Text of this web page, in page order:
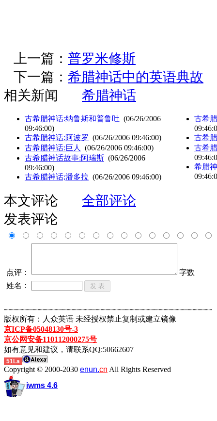
上一篇： 普罗米修斯
下一篇： 希腊神话中的英语典故
相关新闻
希腊神话
古希腊神话:纳鲁斯和普鲁吐 (06/26/2006
09:46:00)
古希腊神话:阿波罗 (06/26/2006 09:46:00)
古希腊神话:巨人
(06/26/2006 09:46:00)
古希腊神话故事:阿瑞斯 (06/26/2006
09:46:00)
古希腊神话;潘多拉 (06/26/2006 09:46:00)
古希
古希
古希
希腊
本文评论
全部评论
发表评论
点评：
字数
姓名：
┈┈┈┈┈┈┈┈┈┈┈┈┈┈┈┈┈┈┈┈┈┈┈┈┈┈┈┈┈┈┈┈┈┈┈┈┈┈┈┈┈┈┈
版权所有：人众英语 未经授权禁止复制或建立镜像
京ICP备05048130号-3
京公网安备110112000275号
如有意见和建议，请联系QQ:50662607
51La
Copyright © 2000-2030 enun.cn All Rights Reserved
iwms 4.6